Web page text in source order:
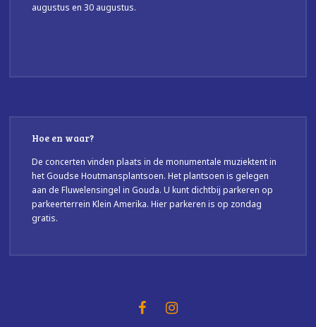
augustus en 30 augustus.
Hoe en waar?
De concerten vinden plaats in de monumentale muziektent in
het Goudse Houtmansplantsoen. Het plantsoen is gelegen
aan de Fluwelensingel in Gouda. U kunt dichtbij parkeren op
parkeerterrein Klein Amerika. Hier parkeren is op zondag
gratis.